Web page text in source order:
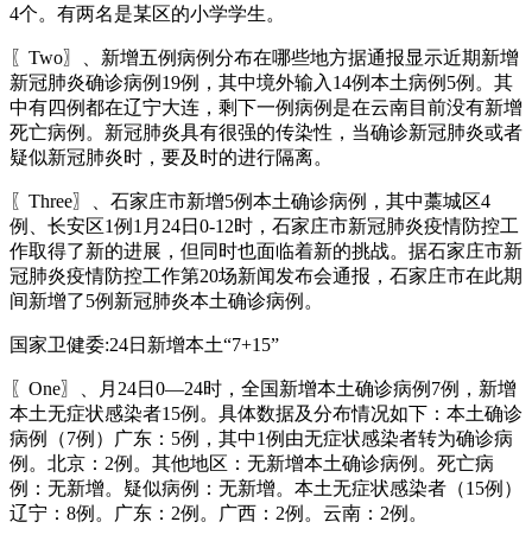
4个。有两名是某区的小学学生。
〖Two〗、新增五例病例分布在哪些地方据通报显示近期新增
新冠肺炎确诊病例19例，其中境外输入14例本土病例5例。其
中有四例都在辽宁大连，剩下一例病例是在云南目前没有新增
死亡病例。新冠肺炎具有很强的传染性，当确诊新冠肺炎或者
疑似新冠肺炎时，要及时的进行隔离。
〖Three〗、石家庄市新增5例本土确诊病例，其中藁城区4
例、长安区1例1月24日0-12时，石家庄市新冠肺炎疫情防控工
作取得了新的进展，但同时也面临着新的挑战。据石家庄市新
冠肺炎疫情防控工作第20场新闻发布会通报，石家庄市在此期
间新增了5例新冠肺炎本土确诊病例。
国家卫健委:24日新增本土“7+15”
〖One〗、月24日0—24时，全国新增本土确诊病例7例，新增
本土无症状感染者15例。具体数据及分布情况如下：本土确诊
病例（7例）广东：5例，其中1例由无症状感染者转为确诊病
例。北京：2例。其他地区：无新增本土确诊病例。死亡病
例：无新增。疑似病例：无新增。本土无症状感染者（15例）
辽宁：8例。广东：2例。广西：2例。云南：2例。